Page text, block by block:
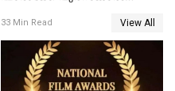
സിനിമ ആത്മാവിന്റെ
സ്പന്ദനമെന്ന് ലാൽ;
ഉർവശിക്കും വിജയരാഘവനും
ദേശീയ അവാർഡ്
33 Min Read View All